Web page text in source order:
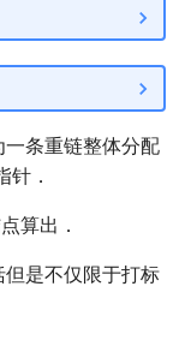
一条重链整体分配
针．
算出．
但是不仅限于打标